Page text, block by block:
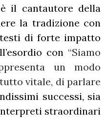
il cantautore della
la tradizione con
di forte impatto
con “Siamo
un modo
vitale, di parlare
successi, sia
straordinari